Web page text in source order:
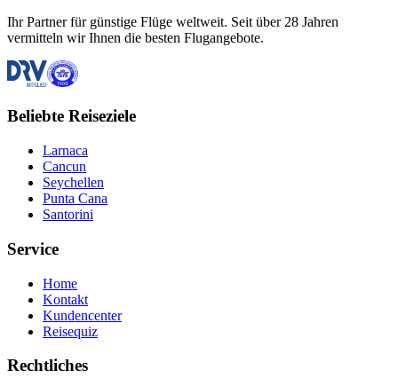
Ihr Partner für günstige Flüge weltweit. Seit über 28 Jahren
vermitteln wir Ihnen die besten Flugangebote.
Beliebte Reiseziele
Larnaca
Cancun
Seychellen
Punta Cana
Santorini
Service
Home
Kontakt
Kundencenter
Reisequiz
Rechtliches